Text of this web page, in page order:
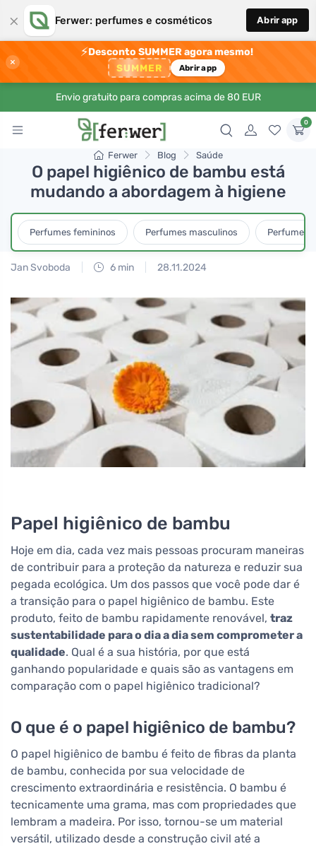
× Ferwer: perfumes e cosméticos Abrir app
×
⚡Desconto SUMMER agora mesmo!
SUMMER Abrir app
Envio gratuito para compras acima de 80 EUR
0
Ferwer Blog Saúde
O papel higiênico de bambu está
mudando a abordagem à higiene
Perfumes femininos Perfumes masculinos Perfumes
Jan Svoboda 6 min 28.11.2024
Papel higiênico de bambu
Hoje em dia, cada vez mais pessoas procuram maneiras
de contribuir para a proteção da natureza e reduzir sua
pegada ecológica. Um dos passos que você pode dar é
a transição para o papel higiênico de bambu. Este
produto, feito de bambu rapidamente renovável, traz
sustentabilidade para o dia a dia sem comprometer a
qualidade. Qual é a sua história, por que está
ganhando popularidade e quais são as vantagens em
comparação com o papel higiênico tradicional?
O que é o papel higiênico de bambu?
O papel higiênico de bambu é feito de fibras da planta
de bambu, conhecida por sua velocidade de
crescimento extraordinária e resistência. O bambu é
tecnicamente uma grama, mas com propriedades que
lembram a madeira. Por isso, tornou-se um material
versátil, utilizado desde a construção civil até a